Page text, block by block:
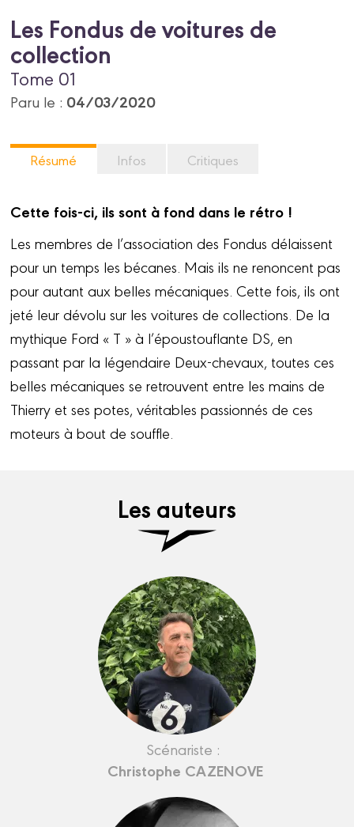
Les Fondus de voitures de
collection
Tome 01
Paru le : 04/03/2020
Résumé Infos Critiques
Cette fois-ci, ils sont à fond dans le rétro !
Les membres de l’association des Fondus délaissent
pour un temps les bécanes. Mais ils ne renoncent pas
pour autant aux belles mécaniques. Cette fois, ils ont
jeté leur dévolu sur les voitures de collections. De la
mythique Ford « T » à l’époustouflante DS, en
passant par la légendaire Deux-chevaux, toutes ces
belles mécaniques se retrouvent entre les mains de
Thierry et ses potes, véritables passionnés de ces
moteurs à bout de souffle.
Les auteurs
Scénariste :
Christophe CAZENOVE